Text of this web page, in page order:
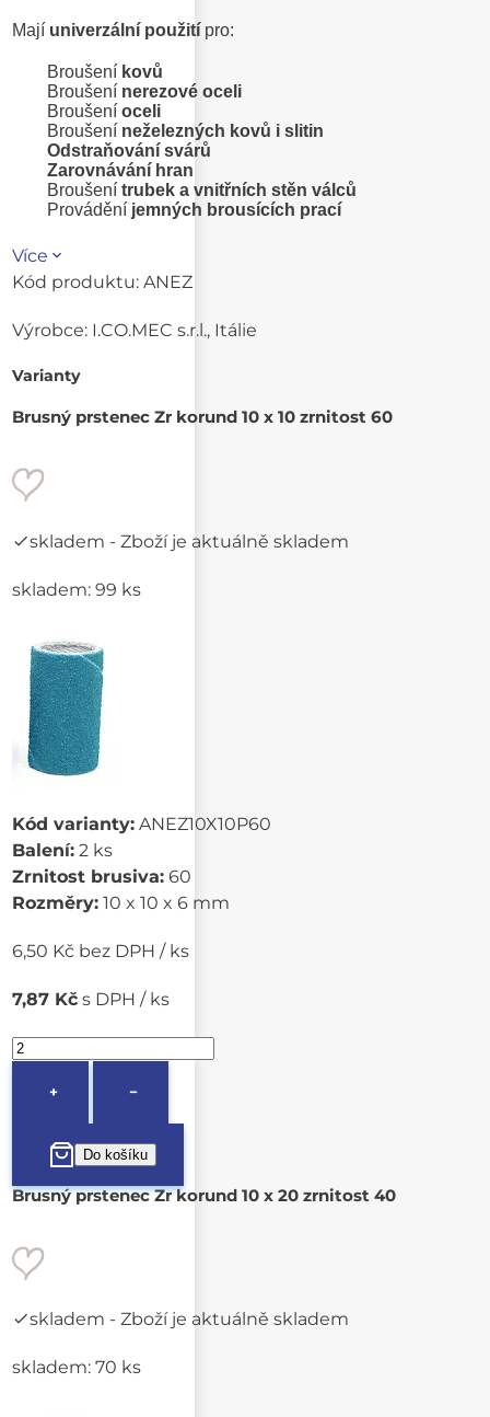
Mají univerzální použití pro:
Broušení kovů
Broušení nerezové oceli
Broušeníoceli
Broušení neželezných kovů i slitin
Odstraňování svárů
Zarovnávání hran
Broušenítrubek a vnitřních stěn válců
Provádění jemných brousících prací
Více
Kód produktu: ANEZ
Výrobce: I.CO.MEC s.r.l., Itálie
Varianty
Brusný prstenec Zr korund 10 x 10 zrnitost 60
skladem - Zboží je aktuálně skladem
skladem: 99 ks
Kód varianty: ANEZ10X10P60
Balení: 2 ks
Zrnitost brusiva: 60
Rozměry: 10 x 10 x 6 mm
6,50 Kč bez DPH / ks
7,87 Kč s DPH / ks
+ −
Brusný prstenec Zr korund 10 x 20 zrnitost 40
skladem - Zboží je aktuálně skladem
skladem: 70 ks